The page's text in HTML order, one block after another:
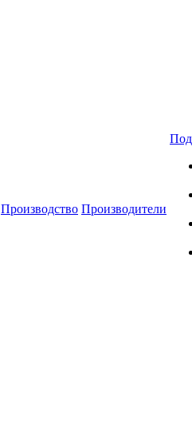
Производство Производители